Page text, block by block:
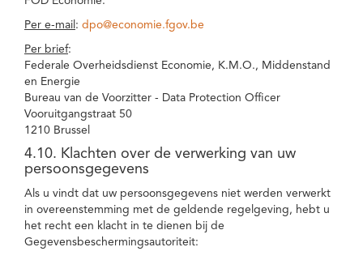
Per e-mail : dpo@economie.fgov.be
Per brief:
Federale Overheidsdienst Economie, K.M.O., Middenstand
en Energie
Bureau van de Voorzitter - Data Protection Officer
Vooruitgangstraat 50
1210 Brussel
4.10. Klachten over de verwerking van uw
persoonsgegevens
Als u vindt dat uw persoonsgegevens niet werden verwerkt
in overeenstemming met de geldende regelgeving, hebt u
het recht een klacht in te dienen bij de
Gegevensbeschermingsautoriteit: